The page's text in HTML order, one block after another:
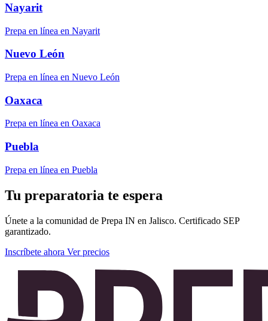
Nayarit
Prepa en línea en Nayarit
Nuevo León
Prepa en línea en Nuevo León
Oaxaca
Prepa en línea en Oaxaca
Puebla
Prepa en línea en Puebla
Tu preparatoria te espera
Únete a la comunidad de Prepa IN en Jalisco. Certificado SEP
garantizado.
Inscríbete ahora Ver precios